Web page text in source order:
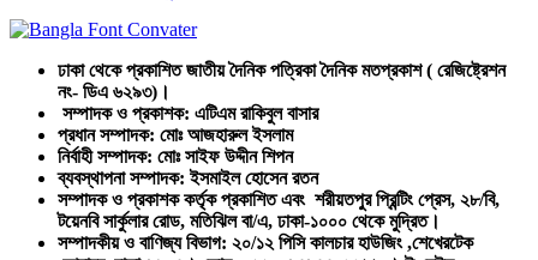
ঢাকা থেকে প্রকাশিত জাতীয় দৈনিক পত্রিকা দৈনিক মতপ্রকাশ ( রেজিষ্ট্রেশন
নং- ডিএ ৬২৯৩)।
সম্পাদক ও প্রকাশক: এটিএম রাকিবুল বাসার
প্রধান সম্পাদক: মোঃ আজহারুল ইসলাম
নির্বাহী সম্পাদক: মোঃ সাইফ উদ্দীন শিপন
ব্যবস্থাপনা সম্পাদক: ইসমাইল হোসেন রতন
সম্পাদক ও প্রকাশক কর্তৃক প্রকাশিত এবং শরীয়তপুর প্রিন্টিং প্রেস, ২৮/বি,
টয়েনবি সার্কুলার রোড, মতিঝিল বা/এ, ঢাকা-১০০০ থেকে মুদ্রিত।
সম্পাদকীয় ও বাণিজ্য বিভাগ: ২০/১২ পিসি কালচার হাউজিং ,শেখেরটেক